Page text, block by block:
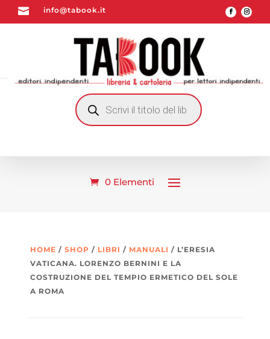
 info@tabook.it
RICERCA
PRODOTTI
0 Elementi
HOME / SHOP / LIBRI / MANUALI / L’ERESIA
VATICANA. LORENZO BERNINI E LA
COSTRUZIONE DEL TEMPIO ERMETICO DEL SOLE
A ROMA